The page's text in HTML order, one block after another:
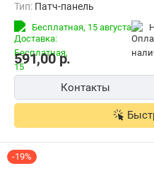
Тип: Патч-панель
Бесплатная, 15 августа
591,00р.
Контакты
-19%